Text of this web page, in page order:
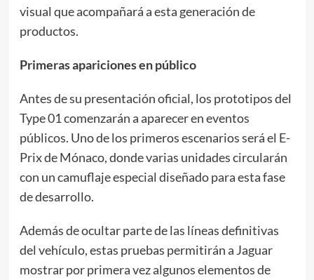
visual que acompañará a esta generación de
productos.
Primeras apariciones en público
Antes de su presentación oficial, los prototipos del
Type 01 comenzarán a aparecer en eventos
públicos. Uno de los primeros escenarios será el E-
Prix de Mónaco, donde varias unidades circularán
con un camuflaje especial diseñado para esta fase
de desarrollo.
Además de ocultar parte de las líneas definitivas
del vehículo, estas pruebas permitirán a Jaguar
mostrar por primera vez algunos elementos de